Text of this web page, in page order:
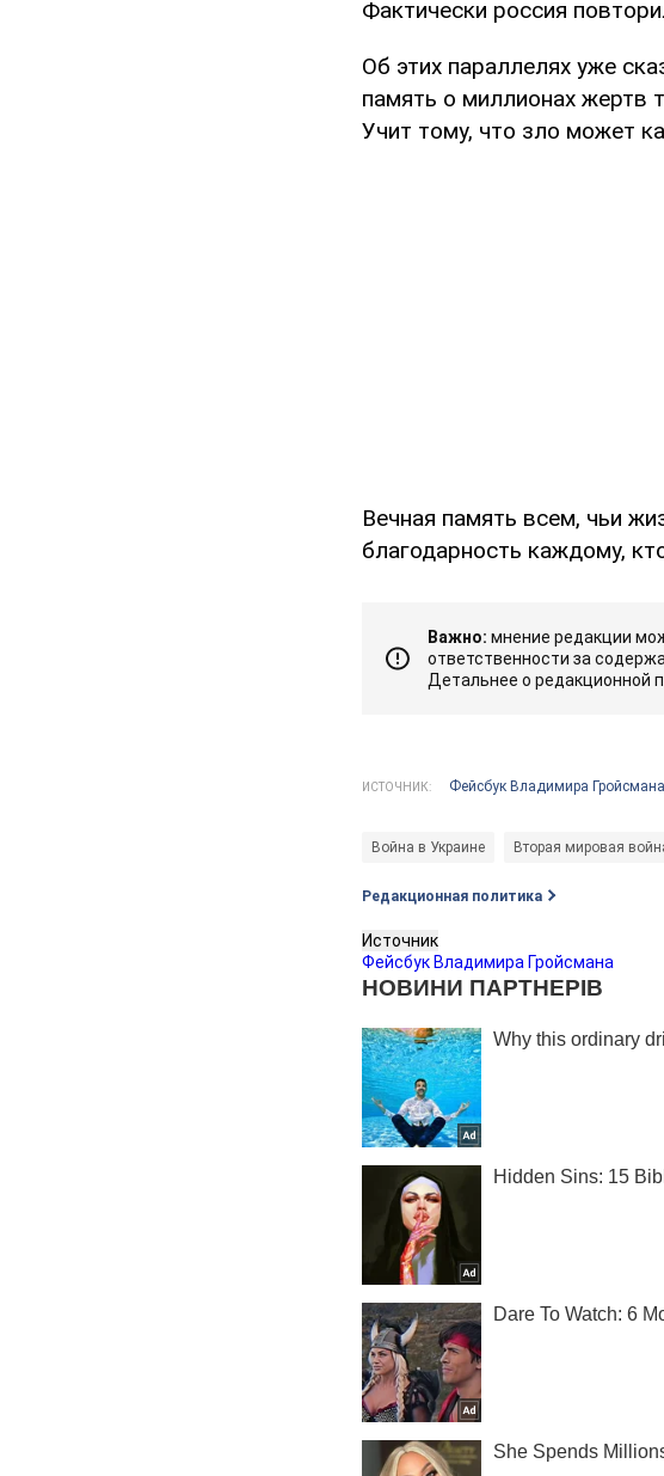
Фактически россия
Об этих параллелях уже
память о миллионах жертв
Учит тому, что зло может
Вечная память всем, чьи
благодарность каждому,
Важно: мнение редакции
ответственности за
Детальнее о редакционной
ИСТОЧНИК: Фейсбук Владимира Гройсмана
Война в Украине Вторая мировая
Редакционная политика
Источник
Фейсбук Владимира Гройсмана